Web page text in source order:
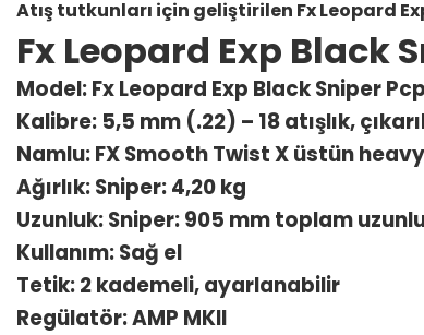
Atış tutkunları için geliştirilen Fx Leopard
Fx Leopard Exp Black
Model: Fx Leopard Exp Black Sniper
Kalibre: 5,5 mm (.22) – 18 atışlık,
Namlu: FX Smooth Twist X üstün
Ağırlık: Sniper: 4,20 kg
Uzunluk: Sniper: 905 mm toplam
Kullanım: Sağ el
Tetik: 2 kademeli, ayarlanabilir
Regülatör: AMP MKII